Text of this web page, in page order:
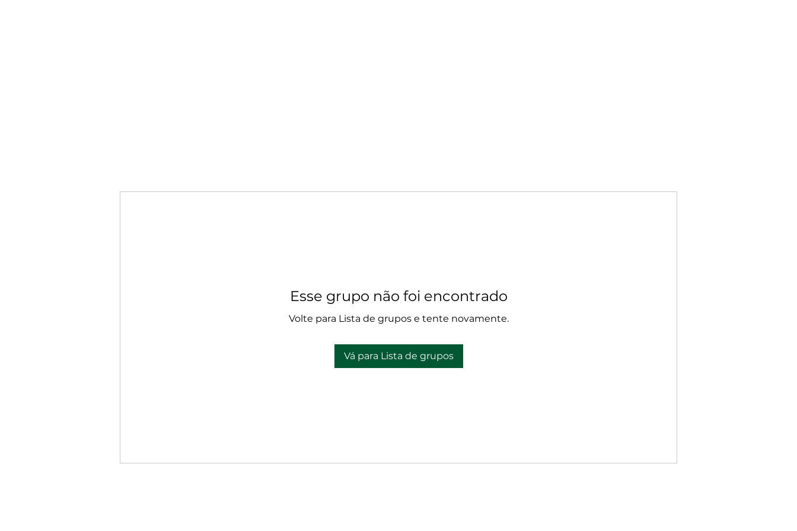
Esse grupo não foi encontrado
Volte para Lista de grupos e tente novamente.
Vá para Lista de grupos